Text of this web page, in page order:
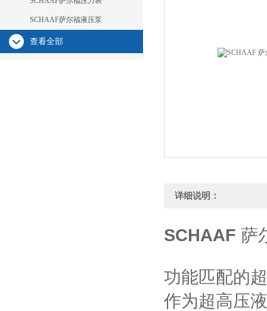
SCHAAF萨尔福液压泵
查看全部
详细说明：
SCHAAF 萨
功能匹配的
作为超高压